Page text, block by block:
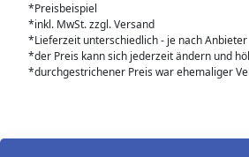
*Preisbeispiel
*inkl. MwSt. zzgl. Versand
*Lieferzeit unterschiedlich - je nach Anbieter
*der Preis kann sich jederzeit ändern und
*durchgestrichener Preis war ehemaliger